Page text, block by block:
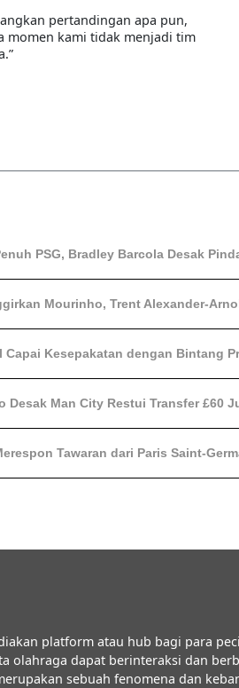
pertandingan apa pun,
momen kami tidak menjadi tim
PSG, Bradley Barcola Desak
Mourinho, Trent Alexander-
Capai Kesepakatan dengan Bintang
Desak Man City Restui Transfer £60
Tawaran dari Paris Saint-
platform atau hub bagi para
dapat berinteraksi dan
sebuah fenomena dan